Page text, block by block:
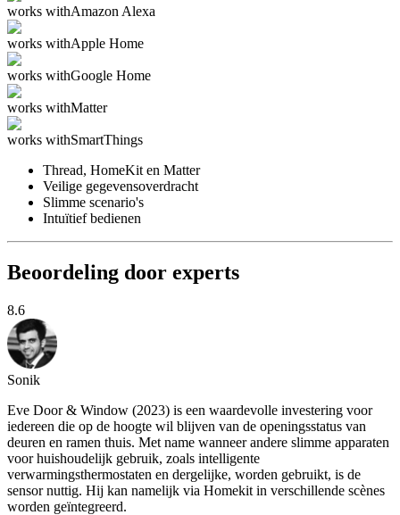
works withAmazon Alexa
works withApple Home
works withGoogle Home
works withMatter
works withSmartThings
Thread, HomeKit en Matter
Veilige gegevensoverdracht
Slimme scenario's
Intuïtief bedienen
Beoordeling door experts
8.6
Sonik
Eve Door & Window (2023) is een waardevolle investering voor
iedereen die op de hoogte wil blijven van de openingsstatus van
deuren en ramen thuis. Met name wanneer andere slimme apparaten
voor huishoudelijk gebruik, zoals intelligente
verwarmingsthermostaten en dergelijke, worden gebruikt, is de
sensor nuttig. Hij kan namelijk via Homekit in verschillende scènes
worden geïntegreerd.